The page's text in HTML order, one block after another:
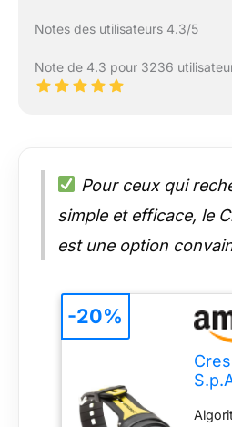
Notes des utilisateurs 4.3/5
Note de 4.3 pour 3236
Pour ceux qui
simple et efficace, le
est une option
-20%